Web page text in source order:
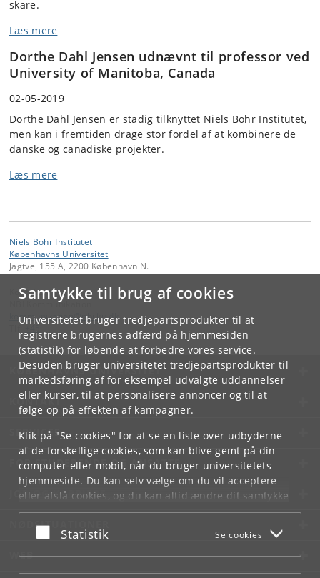
Samtykke til brug af cookies
Universitetet bruger tredjepartsprodukter til at
registrere brugernes adfærd på hjemmesiden
(statistik) for løbende at forbedre vores service.
Desuden bruger universitetet tredjepartsprodukter til
markedsføring af for eksempel udvalgte uddannelser
eller kurser, til at personalisere annoncer og til at
følge op på effekten af kampagner.
Klik på "Se cookies" for at se en liste over udbyderne
af de forskellige cookies, som kan blive gemt på din
computer eller mobil, når du bruger universitetets
hjemmeside. Du kan selv vælge om du vil acceptere
eller afslå cookies, og du kan altid ændre dit samtykke
underCookie- og privatlivspolitiksom du finder i
bunden af hver side.
Acceptér eller afslå
Statistik Se cookies
skare.
Læs mere
Dorthe Dahl Jensen udnævnt til professor ved
University of Manitoba, Canada
02-05-2019
Dorthe Dahl Jensen er stadig tilknyttet Niels Bohr Institutet,
men kan i fremtiden drage stor fordel af at kombinere de
danske og canadiske projekter.
Læs mere
Niels Bohr Institutet
Københavns Universitet
Jagtvej 155 A, 2200 København N.
Kontakt:
NBI Kommunikation
kommunikation@nbi.ku.dk
KØBENHAVNS UNIVERSITET
KONTAKT
SERVICES
FOR STUDERENDE OG ANSATTE
JOB OG KARRIERE
NØDSITUATIONER
WEB